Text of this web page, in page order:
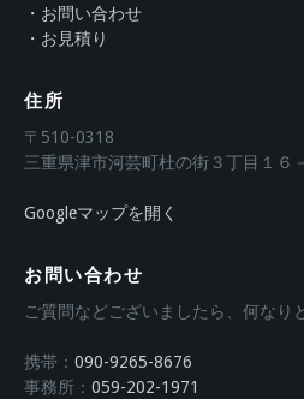
・お問い合わせ
・お見積り
住所
〒510-0318
三重県津市河芸町杜の街３丁目１６
Googleマップを開く
お問い合わせ
ご質問などございましたら、何なり
携帯： 090-9265-8676
事務所： 059-202-1971